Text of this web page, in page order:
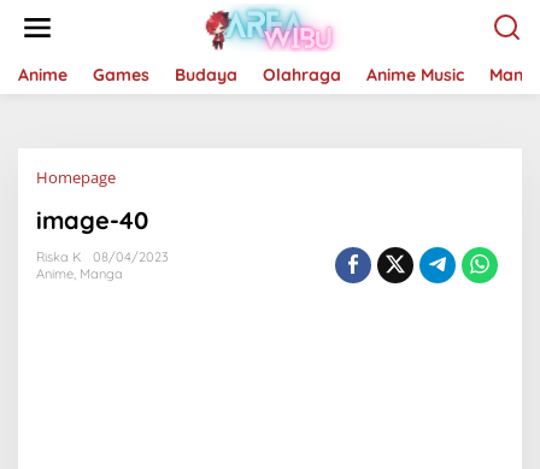
Anime Games Budaya Olahraga Anime Music
HomepageLampiran
image-40
Riska K
08/04/2023
Anime, Manga